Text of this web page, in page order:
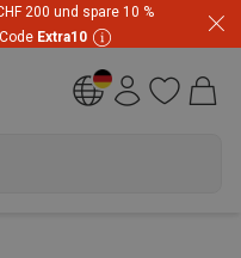
Bis zu -60 % im